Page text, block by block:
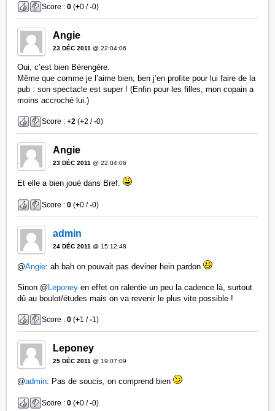
Score :0 (+0 /-0)
Angie
23 DÉC 2011 @ 22:04:06
Oui, c’est bien Bérengère.
Même que comme je l’aime bien, ben j’en profite pour lui faire de la
pub : son spectacle est super ! (Enfin pour les filles, mon copain a
moins accroché lui.)
Score :+2 (+2 /-0)
Angie
23 DÉC 2011 @ 22:04:06
Et elle a bien joué dans Bref.
Score :0 (+0 /-0)
admin
24 DÉC 2011 @ 15:12:48
@Angie: ah bah on pouvait pas deviner hein pardon
Sinon @Leponey en effet on ralentie un peu la cadence là, surtout
dû au boulot/études mais on va revenir le plus vite possible !
Score :0 (+1 /-1)
Leponey
25 DÉC 2011 @ 19:07:09
@admin: Pas de soucis, on comprend bien
Score :0 (+0 /-0)